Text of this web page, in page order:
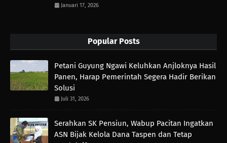
Januari 17, 2026
Popular Posts
Petani Guyung Ngawi Keluhkan Anjloknya Hasil
Panen, Harap Pemerintah Segera Hadir Berikan
Solusi
Juli 31, 2026
Serahkan SK Pensiun, Wabup Pacitan Ingatkan
ASN Bijak Kelola Dana Taspen dan Tetap